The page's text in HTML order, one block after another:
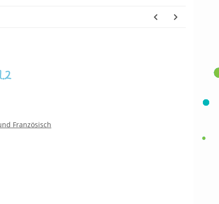
Französisch